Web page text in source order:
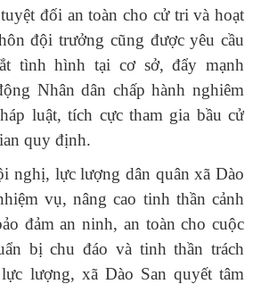
đối an toàn cho cử tri và hoạt
đội trưởng cũng được yêu cầu
tình hình tại cơ sở, đẩy mạnh
Nhân dân chấp hành nghiêm
luật, tích cực tham gia bầu cử
quy định.
nghị, lực lượng dân quân xã Dào
vụ, nâng cao tinh thần cảnh
đảm an ninh, an toàn cho cuộc
bị chu đáo và tinh thần trách
lượng, xã Dào San quyết tâm
chỉ trụ sở, đường dây nóng hỗ trợ,
ánh, kiến nghị cá nhân, tổ chức về
và cung cấp dịch vụ công của Ủy